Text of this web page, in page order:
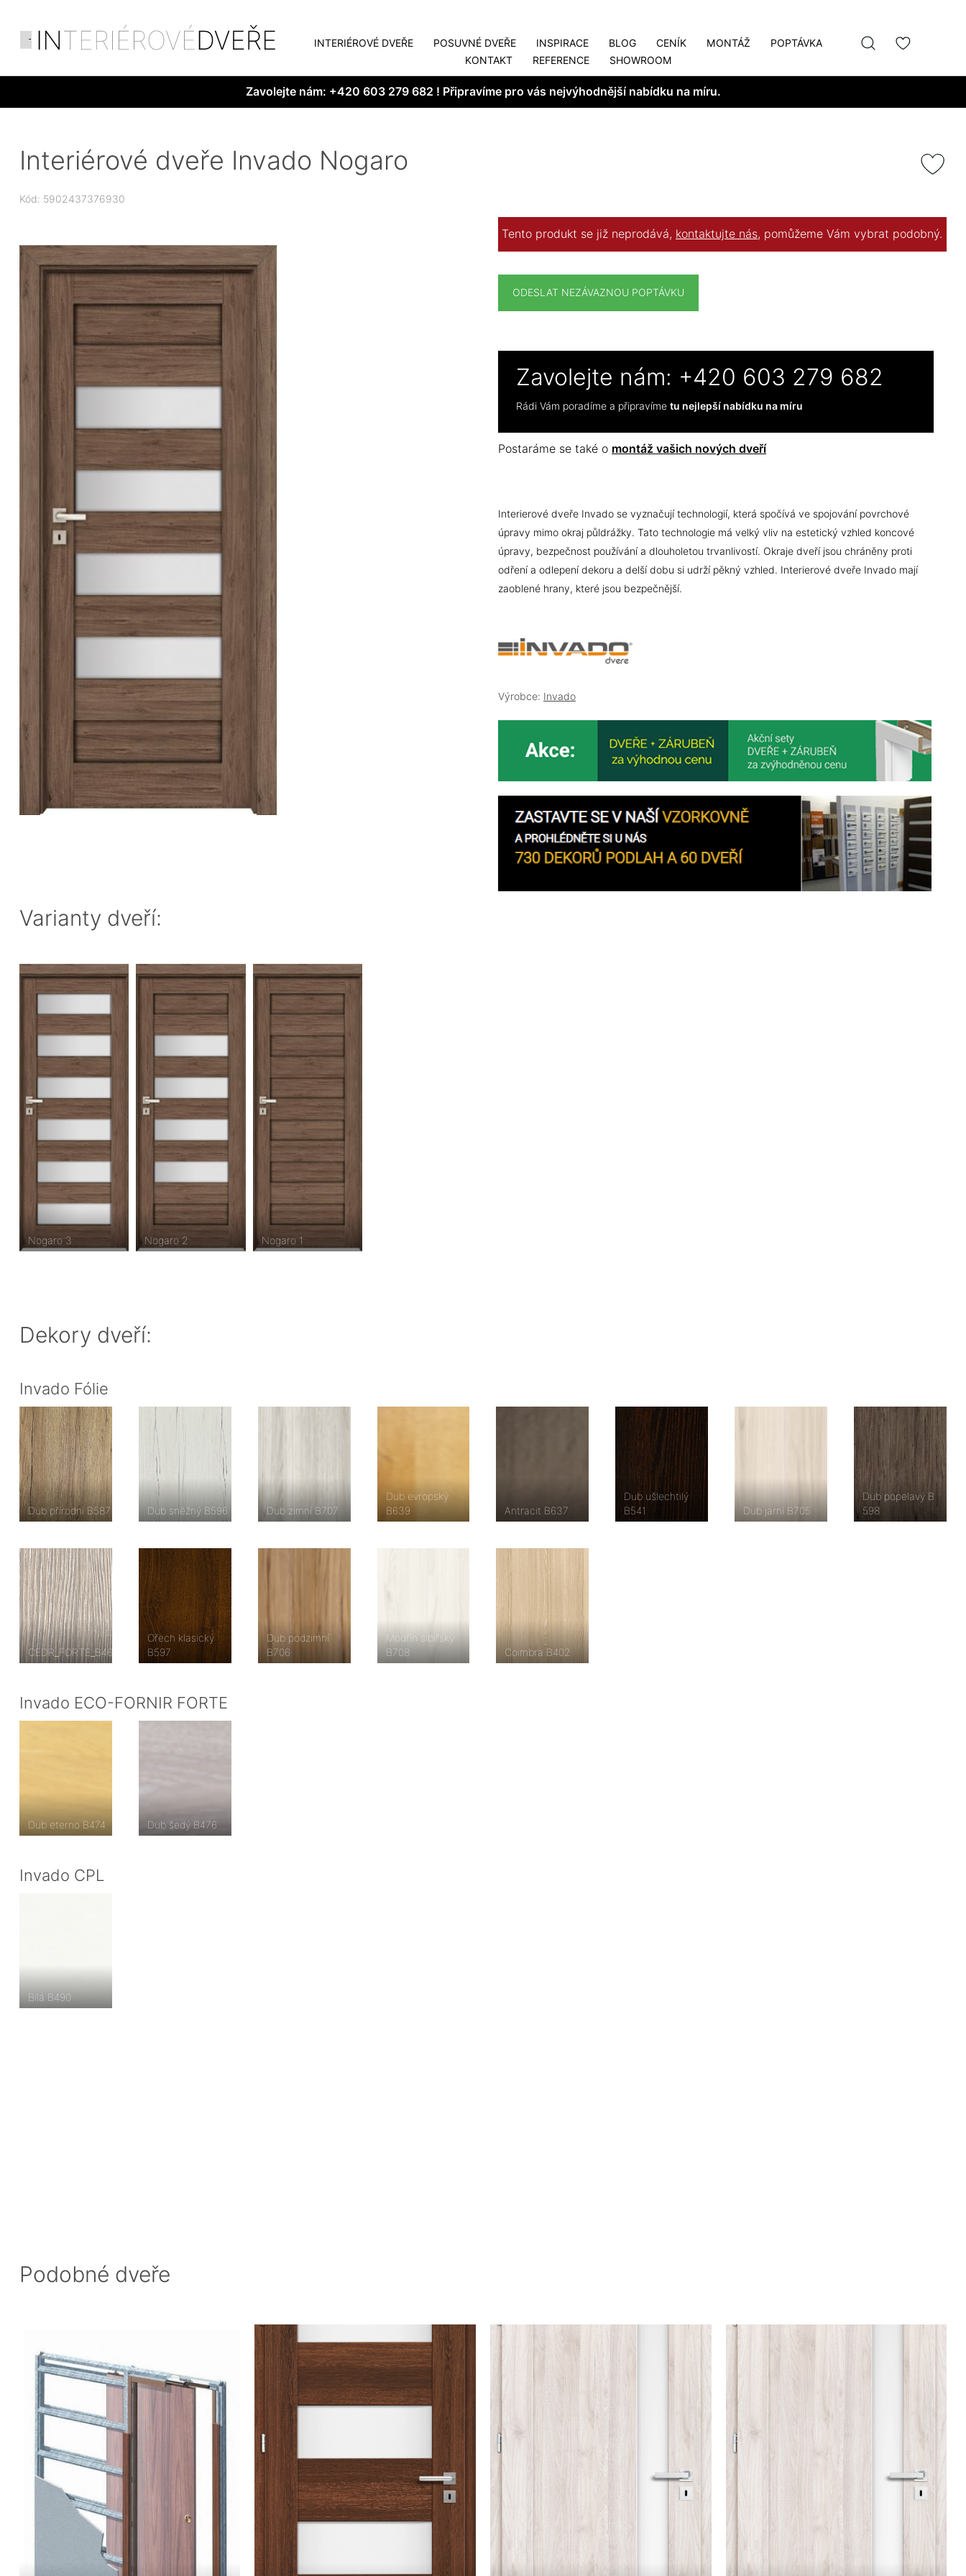
INTERIÉROVÉ DVEŘE POSUVNÉ DVEŘE INSPIRACE BLOG CENÍK MONTÁŽ
POPTÁVKA
KONTAKT
REFERENCE SHOWROOM
Zavolejte nám: +420 603 279 682 ! Připravíme pro vás nejvýhodnější nabídku na míru.
Interiérové dveře Invado Nogaro
Kód: 5902437376930
Tento produkt se již neprodává, kontaktujte nás, pomůžeme Vám vybrat podobný.
ODESLAT NEZÁVAZNOU POPTÁVKU
Zavolejte nám: +420 603 279 682
Rádi Vám poradíme a připravímetu nejlepší nabídku na míru
Postaráme se také o montáž vašich nových dveří
Interierové dveře Invado se vyznačují technologií, která spočívá ve spojování povrchové
úpravy mimo okraj půldrážky. Tato technologie má velký vliv na estetický vzhled koncové
úpravy, bezpečnost používání a dlouholetou trvanlivostí. Okraje dveří jsou chráněny proti
odření a odlepení dekoru a delší dobu si udrží pěkný vzhled. Interierové dveře Invado mají
zaoblené hrany, které jsou bezpečnější.
Výrobce: Invado
Varianty dveří:
Nogaro 3 Nogaro 2 Nogaro 1
Dekory dveří:
Invado Fólie
Dub přírodní B587 Dub sněžný B596 Dub zimní B707
Dub evropský
B639
Antracit B637
Dub ušlechtilý
B541
Dub jarní B705
Dub popelavý B
598
CEDR_FORTE_B462
Ořech klasický
B597
Dub podzimní
B706
Modřín sibiřský
B708
Coimbra B402
Invado ECO-FORNIR FORTE
Dub eterno B474 Dub šedý B476
Invado CPL
Bílá B490
Podobné dveře